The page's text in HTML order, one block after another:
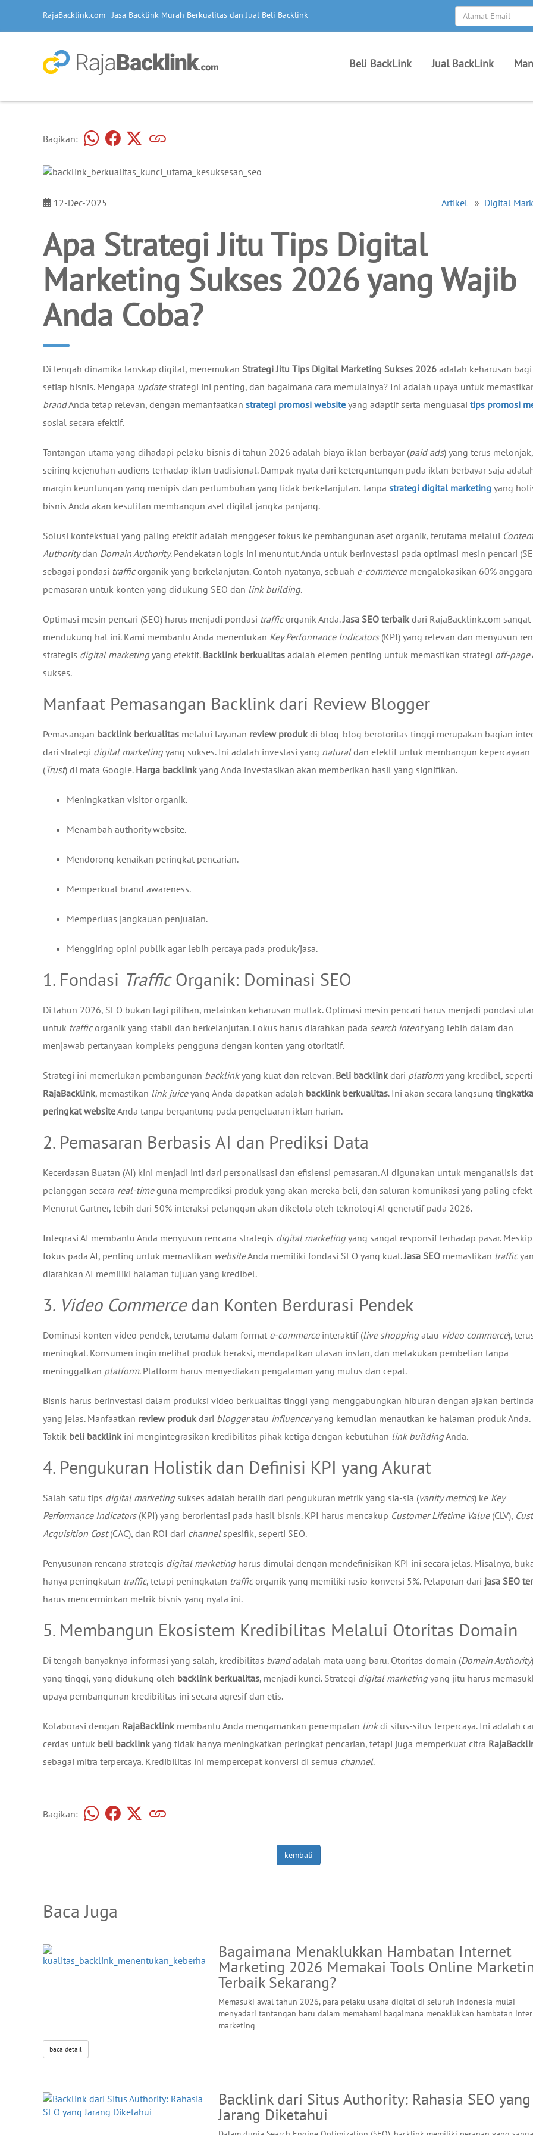
RajaBacklink.com - Jasa Backlink Murah Berkualitas dan Jual Beli Backlink
Beli BackLink Jual BackLink
Bagikan:
12-Dec-2025 Artikel » Digital
Apa Strategi Jitu Tips Digital
Marketing Sukses 2026 yang Wajib
Anda Coba?
Di tengah dinamika lanskap digital, menemukan Strategi Jitu Tips Digital Marketing Sukses 2026 adalah keharusan bagi
setiap bisnis. Mengapa updatestrategi ini penting, dan bagaimana cara memulainya? Ini adalah upaya untuk
brandAnda tetap relevan, dengan memanfaatkan strategi promosi website yang adaptif serta menguasai tips promosi
sosial secara efektif.
Tantangan utama yang dihadapi pelaku bisnis di tahun 2026 adalah biaya iklan berbayar (paid ads) yang terus melonjak,
seiring kejenuhan audiens terhadap iklan tradisional. Dampak nyata dari ketergantungan pada iklan berbayar saja
margin keuntungan yang menipis dan pertumbuhan yang tidak berkelanjutan. Tanpa strategi digital marketing yang
bisnis Anda akan kesulitan membangun aset digital jangka panjang.
Solusi kontekstual yang paling efektif adalah menggeser fokus ke pembangunan aset organik, terutama melalui
Authoritydan Domain Authority. Pendekatan logis ini menuntut Anda untuk berinvestasi pada optimasi mesin pencari
sebagai pondasi trafficorganik yang berkelanjutan. Contoh nyatanya, sebuah e-commercemengalokasikan 60%
pemasaran untuk konten yang didukung SEO dan link building.
Optimasi mesin pencari (SEO) harus menjadi pondasi trafficorganik Anda.Jasa SEO terbaikdari RajaBacklink.com sangat
mendukung hal ini. Kami membantu Anda menentukan Key Performance Indicators(KPI) yang relevan dan menyusun
strategis digital marketing yang efektif. Backlink berkualitas adalah elemen penting untuk memastikan strategi off-page
sukses.
Manfaat Pemasangan Backlink dari Review Blogger
Pemasangan backlink berkualitas melalui layanan review produkdi blog-blog berotoritas tinggi merupakan bagian
dari strategi digital marketing yang sukses. Ini adalah investasi yang naturaldan efektif untuk membangun kepercayaan
(Trust) di mata Google. Harga backlinkyang Anda investasikan akan memberikan hasil yang signifikan.
Meningkatkan visitor organik.
Menambah authority website.
Mendorong kenaikan peringkat pencarian.
Memperkuat brand awareness.
Memperluas jangkauan penjualan.
Menggiring opini publik agar lebih percaya pada produk/jasa.
1. Fondasi TrafficOrganik: Dominasi SEO
Di tahun 2026, SEO bukan lagi pilihan, melainkan keharusan mutlak. Optimasi mesin pencari harus menjadi pondasi
untuk trafficorganik yang stabil dan berkelanjutan. Fokus harus diarahkan pada search intentyang lebih dalam dan
menjawab pertanyaan kompleks pengguna dengan konten yang otoritatif.
Strategi ini memerlukan pembangunan backlinkyang kuat dan relevan. Beli backlinkdari platformyang kredibel, seperti
RajaBacklink, memastikan link juiceyang Anda dapatkan adalah backlink berkualitas. Ini akan secara langsung
peringkat websiteAnda tanpa bergantung pada pengeluaran iklan harian.
2. Pemasaran Berbasis AI dan Prediksi Data
Kecerdasan Buatan (AI) kini menjadi inti dari personalisasi dan efisiensi pemasaran. AI digunakan untuk menganalisis
pelanggan secara real-timeguna memprediksi produk yang akan mereka beli, dan saluran komunikasi yang paling
Menurut Gartner, lebih dari 50% interaksi pelanggan akan dikelola oleh teknologi AI generatif pada 2026.
Integrasi AI membantu Anda menyusun rencana strategis digital marketing yang sangat responsif terhadap pasar.
fokus pada AI, penting untuk memastikan websiteAnda memiliki fondasi SEO yang kuat.Jasa SEO memastikan traffic
diarahkan AI memiliki halaman tujuan yang kredibel.
3. Video Commercedan Konten Berdurasi Pendek
Dominasi konten video pendek, terutama dalam format e-commerceinteraktif (live shopping atau video commerce),
meningkat. Konsumen ingin melihat produk beraksi, mendapatkan ulasan instan, dan melakukan pembelian tanpa
meninggalkan platform. Platform harus menyediakan pengalaman yang mulus dan cepat.
Bisnis harus berinvestasi dalam produksi video berkualitas tinggi yang menggabungkan hiburan dengan ajakan
yang jelas. Manfaatkan review produkdari bloggeratau influenceryang kemudian menautkan ke halaman produk Anda.
Taktik beli backlinkini mengintegrasikan kredibilitas pihak ketiga dengan kebutuhan link buildingAnda.
4. Pengukuran Holistik dan Definisi KPI yang Akurat
Salah satu tips digital marketing sukses adalah beralih dari pengukuran metrik yang sia-sia (vanity metrics) ke Key
Performance Indicators(KPI) yang berorientasi pada hasil bisnis. KPI harus mencakup Customer Lifetime Value(CLV),
Acquisition Cost(CAC), dan ROI dari channelspesifik, seperti SEO.
Penyusunan rencana strategis digital marketing harus dimulai dengan mendefinisikan KPI ini secara jelas. Misalnya,
hanya peningkatan traffic, tetapi peningkatan trafficorganik yang memiliki rasio konversi 5%. Pelaporan dari jasa SEO
harus mencerminkan metrik bisnis yang nyata ini.
5. Membangun Ekosistem Kredibilitas Melalui Otoritas Domain
Di tengah banyaknya informasi yang salah, kredibilitas brandadalah mata uang baru. Otoritas domain (Domain Authority)
yang tinggi, yang didukung oleh backlink berkualitas, menjadi kunci. Strategi digital marketing yang jitu harus
upaya pembangunan kredibilitas ini secara agresif dan etis.
Kolaborasi dengan RajaBacklinkmembantu Anda mengamankan penempatan linkdi situs-situs terpercaya. Ini adalah
cerdas untuk beli backlinkyang tidak hanya meningkatkan peringkat pencarian, tetapi juga memperkuat citra
sebagai mitra terpercaya. Kredibilitas ini mempercepat konversi di semua channel.
Bagikan:
kembali
Baca Juga
Bagaimana Menaklukkan Hambatan Internet
Marketing 2026 Memakai Tools Online
Terbaik Sekarang?
Memasuki awal tahun 2026, para pelaku usaha digital di seluruh Indonesia mulai
menyadari tantangan baru dalam memahami bagaimana menaklukkan hambatan
marketing
baca detail
Backlink dari Situs Authority: Rahasia SEO yang
Jarang Diketahui